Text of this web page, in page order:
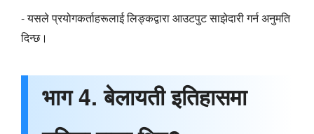
- यसले प्रयोगकर्ताहरूलाई लिङ्कद्वारा आउटपुट साझेदारी गर्न अनुमति
दिन्छ।
भाग 4. बेलायती इतिहासमा